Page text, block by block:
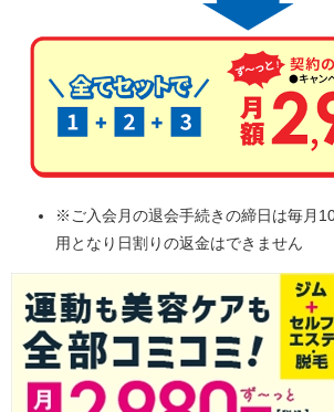
※ご入会月の退会手続きの締日は毎月
用となり日割りの返金はできません